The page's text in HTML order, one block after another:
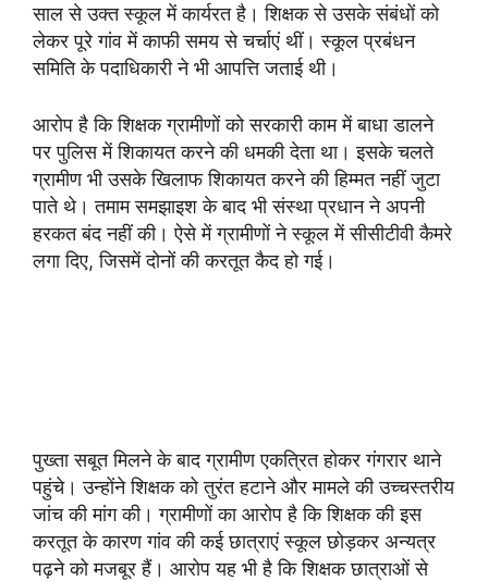
साल से उक्त स्कूल में कार्यरत है। शिक्षक से उसके संबंधों को
लेकर पूरे गांव में काफी समय से चर्चाएं थीं। स्कूल प्रबंधन
समिति के पदाधिकारी ने भी आपत्ति जताई थी।
आरोप है कि शिक्षक ग्रामीणों को सरकारी काम में बाधा डालने
पर पुलिस में शिकायत करने की धमकी देता था। इसके चलते
ग्रामीण भी उसके खिलाफ शिकायत करने की हिम्मत नहीं जुटा
पाते थे। तमाम समझाइश के बाद भी संस्था प्रधान ने अपनी
हरकत बंद नहीं की। ऐसे में ग्रामीणों ने स्कूल में सीसीटीवी कैमरे
लगा दिए, जिसमें दोनों की करतूत कैद हो गई।
पुख्ता सबूत मिलने के बाद ग्रामीण एकत्रित होकर गंगरार थाने
पहुंचे। उन्होंने शिक्षक को तुरंत हटाने और मामले की उच्चस्तरीय
जांच की मांग की। ग्रामीणों का आरोप है कि शिक्षक की इस
करतूत के कारण गांव की कई छात्राएं स्कूल छोड़कर अन्यत्र
पढ़ने को मजबूर हैं। आरोप यह भी है कि शिक्षक छात्राओं से